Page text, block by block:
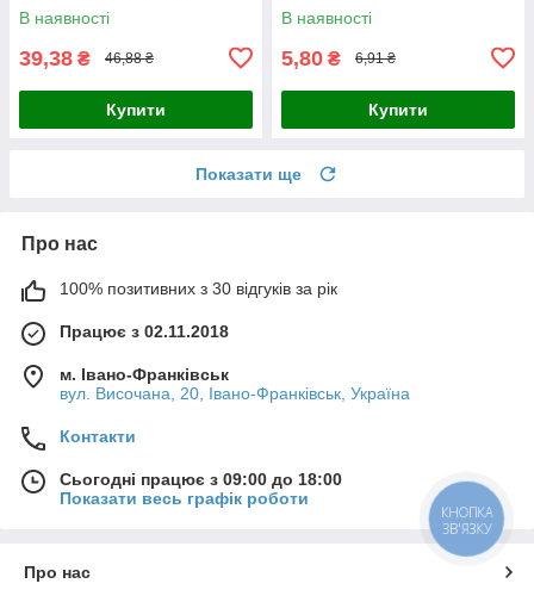
В наявності
39,38 ₴ 46,88 ₴
Купити
В наявності
5,80 ₴ 6,91 ₴
Купити
Показати ще
Про нас
100% позитивних з 30 відгуків за рік
Працює з 02.11.2018
м. Івано-Франківськ
вул. Височана, 20, Івано-Франківськ, Україна
Контакти
Сьогодні працює з 09:00 до 18:00
Показати весь графік роботи
Про нас
КНОПКА
ЗВ'ЯЗКУ